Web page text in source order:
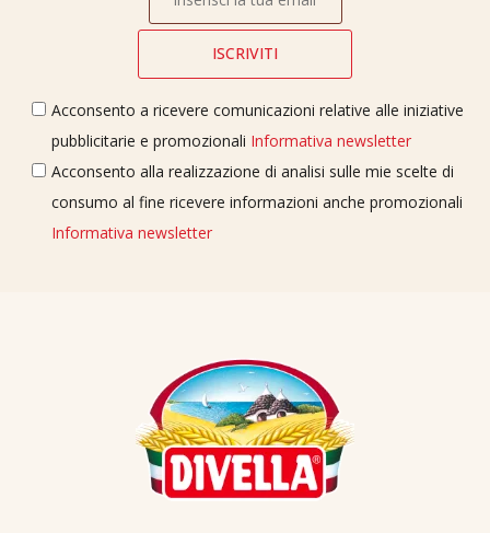
Acconsento a ricevere comunicazioni relative alle iniziative
pubblicitarie e promozionali Informativa newsletter
Acconsento alla realizzazione di analisi sulle mie scelte di
consumo al fine ricevere informazioni anche promozionali
Informativa newsletter